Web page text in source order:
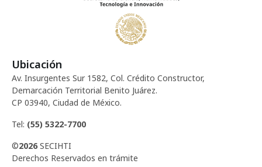
Ubicación
Av. Insurgentes Sur 1582, Col. Crédito Constructor,
Demarcación Territorial Benito Juárez.
CP 03940, Ciudad de México.
Tel: (55) 5322-7700
©2026 SECIHTI
Derechos Reservados en trámite